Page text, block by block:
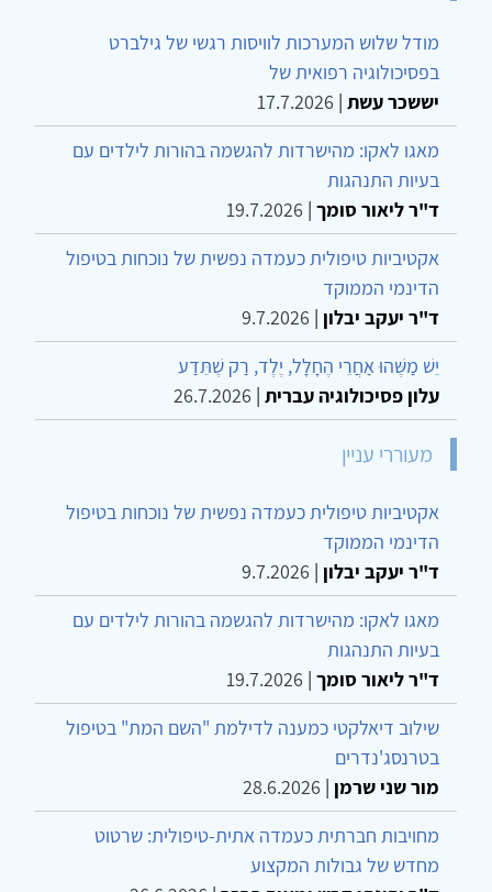
מודל שלוש המערכות לוויסות רגשי של גילברט
בפסיכולוגיה רפואית של
יששכר עשת |
17.7.2026
מאגו לאקו: מהישרדות להגשמה בהורות לילדים עם
בעיות התנהגות
ד"ר ליאור סומך |
19.7.2026
אקטיביות טיפולית כעמדה נפשית של נוכחות בטיפול
הדינמי הממוקד
ד"ר יעקב יבלון |
9.7.2026
יֵשׁ מַשֶּׁהוּ אַחֲרֵי הֶחָלָל, יֶלֶד, רַק שֶׁתֵּדַע
עלון פסיכולוגיה עברית |
26.7.2026
מעוררי עניין
אקטיביות טיפולית כעמדה נפשית של נוכחות בטיפול
הדינמי הממוקד
ד"ר יעקב יבלון |
9.7.2026
מאגו לאקו: מהישרדות להגשמה בהורות לילדים עם
בעיות התנהגות
ד"ר ליאור סומך |
19.7.2026
שילוב דיאלקטי כמענה לדילמת "השם המת" בטיפול
בטרנסג'נדרים
מור שני שרמן |
28.6.2026
מחויבות חברתית כעמדה אתית-טיפולית: שרטוט
מחדש של גבולות המקצוע